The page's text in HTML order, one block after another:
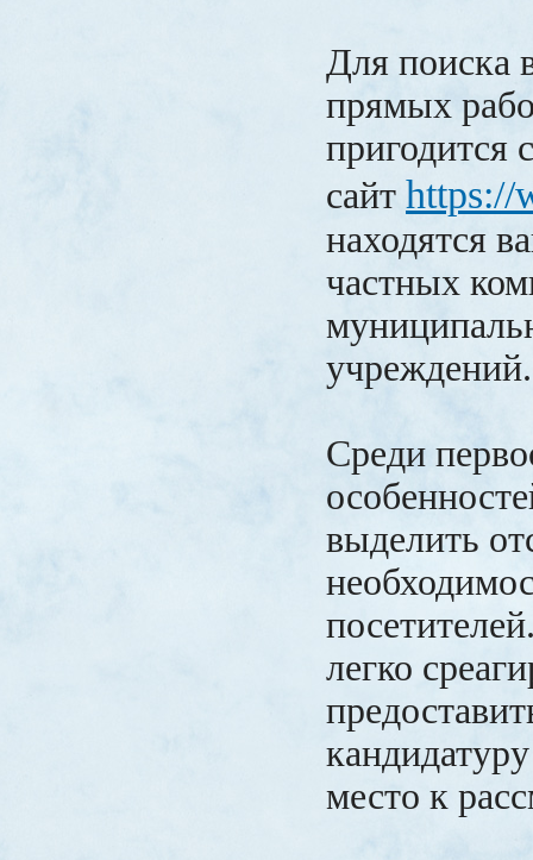
Для поиска
прямых
пригодится
сайт https://
находятся
частных
Среди
выделить
легко
место к